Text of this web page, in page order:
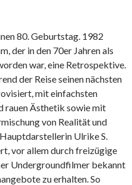
80. Geburtstag. 1982
der in den 70er Jahren als
war, eine Retrospektive.
der Reise seinen nächsten
mit einfachsten
rauen Ästhetik sowie mit
von Realität und
Ulrike S.
vor allem durch freizügige
Undergroundfilmer bekannt
zu erhalten. So